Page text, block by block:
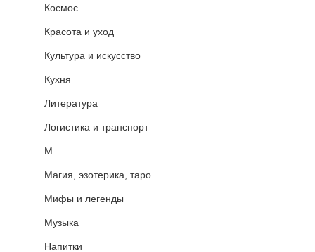
Космос
Красота и уход
Культура и искусство
Кухня
Литература
Логистика и транспорт
М
Магия, эзотерика, таро
Мифы и легенды
Музыка
Напитки